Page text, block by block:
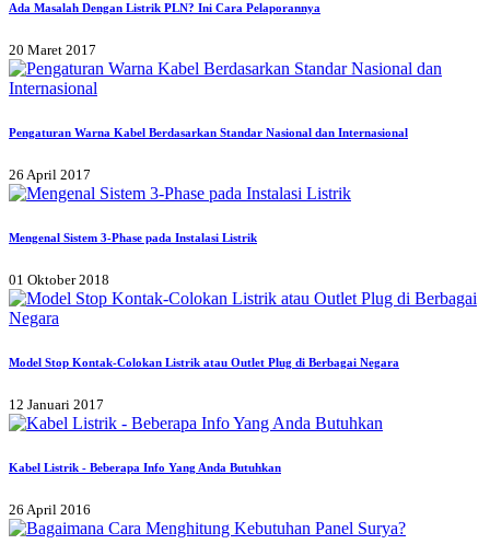
Ada Masalah Dengan Listrik PLN? Ini Cara Pelaporannya
20 Maret 2017
Pengaturan Warna Kabel Berdasarkan Standar Nasional dan Internasional
26 April 2017
Mengenal Sistem 3-Phase pada Instalasi Listrik
01 Oktober 2018
Model Stop Kontak-Colokan Listrik atau Outlet Plug di Berbagai Negara
12 Januari 2017
Kabel Listrik - Beberapa Info Yang Anda Butuhkan
26 April 2016